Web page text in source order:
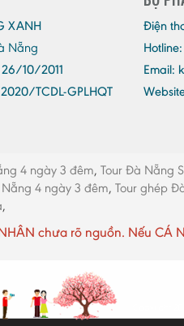
XANH
Nẵng
10/2011
TCDL-GPLHQT
Điện
Email:
4 ngày 3 đêm, Tour Đà Nẵng
4 ngày 3 đêm, Tour ghép
,
chưa rõ nguồn. Nếu